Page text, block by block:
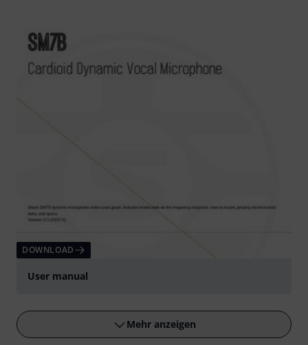
DOWNLOAD
User manual
Mehr anzeigen